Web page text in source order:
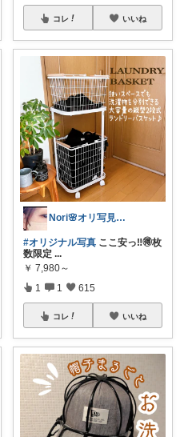
コレ いいね
Nori🌸オリ写見て欲しいなぁ🤭
#オリジナル写真 ここ安っ‼︎🉐枚
数限定 ...
￥ 7,980～
1 1 615
コレ いいね